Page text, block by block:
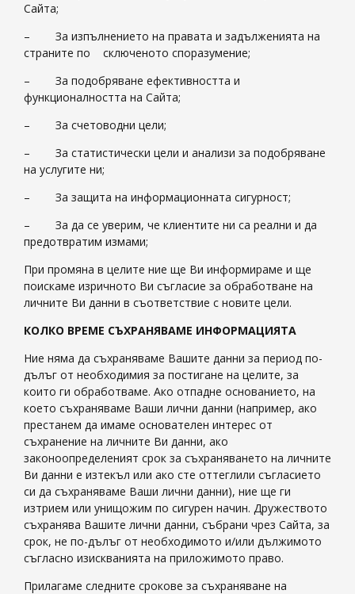
Сайта;
– За изпълнението на правата и задълженията на
страните по сключеното споразумение;
– За подобряване ефективността и
функционалността на Сайта;
– За счетоводни цели;
– За статистически цели и анализи за подобряване
на услугите ни;
– За защита на информационната сигурност;
– За да се уверим, че клиентите ни са реални и да
предотвратим измами;
При промяна в целите ние ще Ви информираме и ще
поискаме изричното Ви съгласие за обработване на
личните Ви данни в съответствие с новите цели.
КОЛКО ВРЕМЕ СЪХРАНЯВАМЕ ИНФОРМАЦИЯТА
Ние няма да съхраняваме Вашите данни за период по-
дълъг от необходимия за постигане на целите, за
които ги обработваме. Ако отпадне основанието, на
което съхраняваме Ваши лични данни (например, ако
престанем да имаме основателен интерес от
съхранение на личните Ви данни, ако
законоопределеният срок за съхраняването на личните
Ви данни е изтекъл или ако сте оттеглили съгласието
си да съхраняваме Ваши лични данни), ние ще ги
изтрием или унищожим по сигурен начин. Дружеството
съхранява Вашите лични данни, събрани чрез Сайта, за
срок, не по-дълъг от необходимото и/или дължимото
съгласно изискванията на приложимото право.
Прилагаме следните срокове за съхраняване на